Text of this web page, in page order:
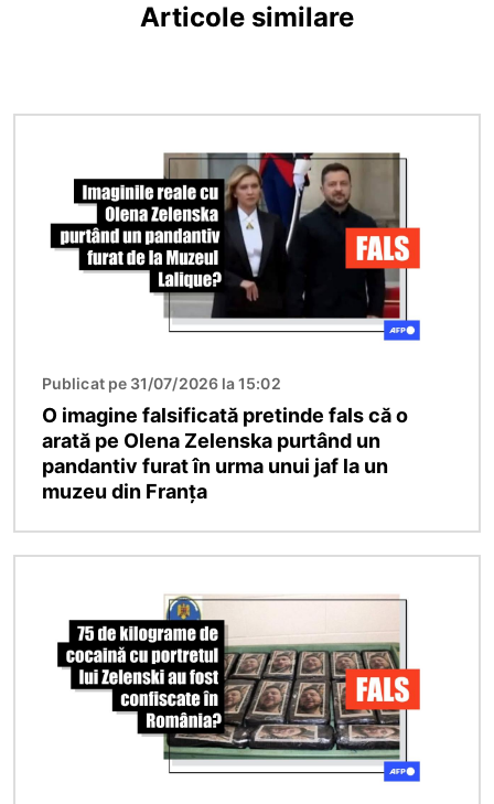
Articole similare
Publicat pe 31/07/2026 la 15:02
O imagine falsificată pretinde fals că o
arată pe Olena Zelenska purtând un
pandantiv furat în urma unui jaf la un
muzeu din Franța